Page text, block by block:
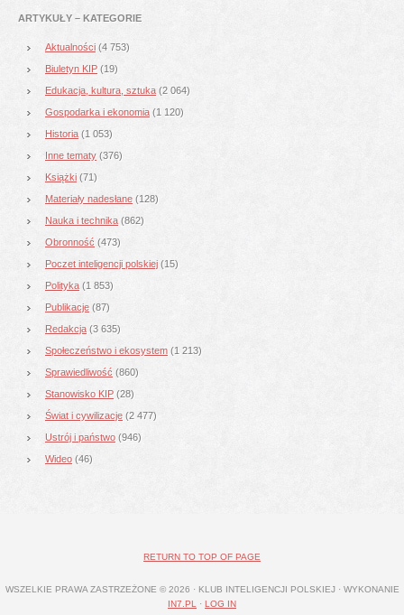
ARTYKUŁY – KATEGORIE
Aktualności (4 753)
Biuletyn KIP (19)
Edukacja, kultura, sztuka (2 064)
Gospodarka i ekonomia (1 120)
Historia (1 053)
Inne tematy (376)
Książki (71)
Materiały nadesłane (128)
Nauka i technika (862)
Obronność (473)
Poczet inteligencji polskiej (15)
Polityka (1 853)
Publikacje (87)
Redakcja (3 635)
Społeczeństwo i ekosystem (1 213)
Sprawiedliwość (860)
Stanowisko KIP (28)
Świat i cywilizacje (2 477)
Ustrój i państwo (946)
Wideo (46)
RETURN TO TOP OF PAGE
WSZELKIE PRAWA ZASTRZEŻONE © 2026 · KLUB INTELIGENCJI POLSKIEJ · WYKONANIE
IN7.PL
· LOG IN